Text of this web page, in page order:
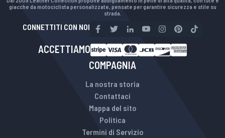
giacche da motociclista personalizzate, pensate per garantire sicurezza e stile su
strada.
CONNETTITI CON NOI
ACCETTIAMO
COMPAGNIA
La nostra storia
Contattaci
Mappa del sito
Politica
Termini di Servizio